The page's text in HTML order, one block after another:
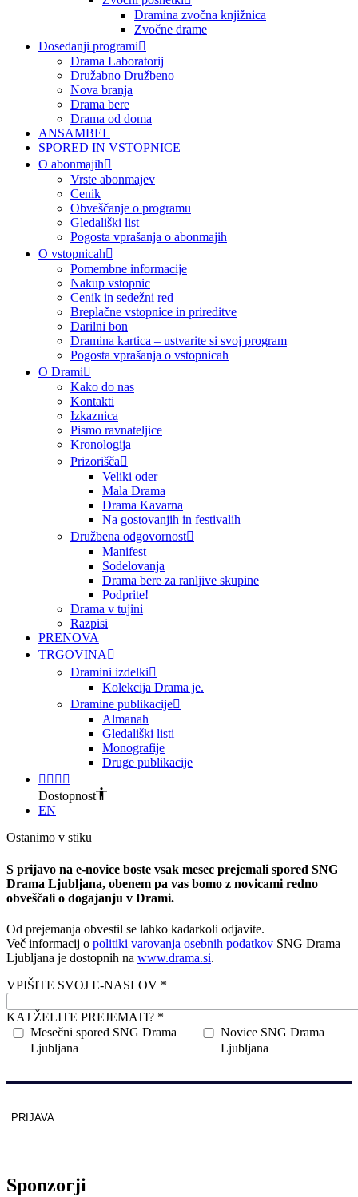
Dramina zvočna knjižnica
Zvočne drame
Dosedanji programi
Drama Laboratorij
Družabno Družbeno
Nova branja
Drama bere
Drama od doma
ANSAMBEL
SPORED IN VSTOPNICE
O abonmajih
Vrste abonmajev
Cenik
Obveščanje o programu
Gledališki list
Pogosta vprašanja o abonmajih
O vstopnicah
Pomembne informacije
Nakup vstopnic
Cenik in sedežni red
Breplačne vstopnice in prireditve
Darilni bon
Dramina kartica – ustvarite si svoj program
Pogosta vprašanja o vstopnicah
O Drami
Kako do nas
Kontakti
Izkaznica
Pismo ravnateljice
Kronologija
Prizorišča
Veliki oder
Mala Drama
Drama Kavarna
Na gostovanjih in festivalih
Družbena odgovornost
Manifest
Sodelovanja
Drama bere za ranljive skupine
Podprite!
Drama v tujini
Razpisi
PRENOVA
TRGOVINA
Dramini izdelki
Kolekcija Drama je.
Dramine publikacije
Almanah
Gledališki listi
Monografije
Druge publikacije
Dostopnost
EN
Ostanimo v stiku
S prijavo na e-novice boste vsak mesec prejemali spored SNG
Drama Ljubljana, obenem pa vas bomo z novicami redno
obveščali o dogajanju v Drami.
Od prejemanja obvestil se lahko kadarkoli odjavite.
Več informacij o politiki varovanja osebnih podatkov SNG Drama
Ljubljana je dostopnih na www.drama.si.
VPIŠITE SVOJ E-NASLOV *
KAJ ŽELITE PREJEMATI? *
Mesečni spored SNG Drama
Ljubljana
Novice SNG Drama
Ljubljana
PRIJAVA
Sponzorji